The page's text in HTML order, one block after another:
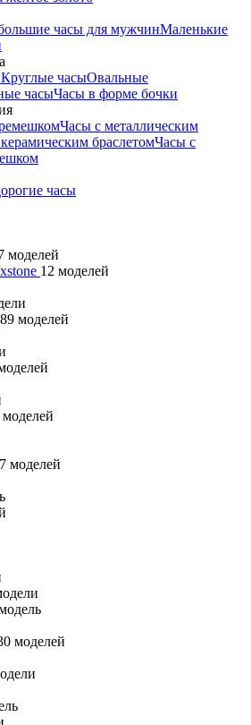
часы для мужчинМаленькие
Круглые часыОвальные
часыЧасы в форме бочки
Часы с металлическим
браслетомЧасы с
часы
моделей
12 моделей
89 моделей
моделей
моделей
моделей